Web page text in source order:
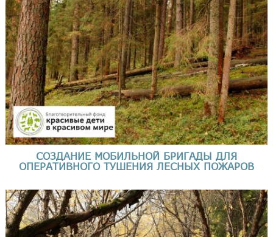
СОЗДАНИЕ МОБИЛЬНОЙ БРИГАДЫ ДЛЯ
ОПЕРАТИВНОГО ТУШЕНИЯ ЛЕСНЫХ ПОЖАРОВ